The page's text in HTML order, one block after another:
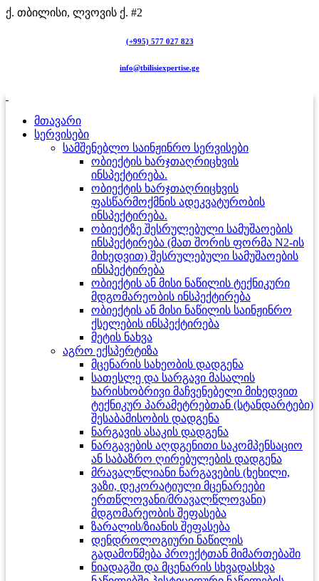
ქ. თბილისი, ლვოვის ქ. #2
(+995) 577 027 823
info@tbilisiexpertise.ge
მთავარი
სერვისები
სამშენებლო საინჟინრო სერვისები
ობიექტის ხარჯთაღრიცხვის
ინსპექტირება.
ობიექტის ხარჯთაღრიცხვის
ფასწარმოქმნის ადეკვატურობის
ინსპექტირება.
ობიექტზე შესრულებული სამუშაოების
ინსპექტირება (მათ შორის ფორმა N2-ის
მიხედვით) შესრულებული სამუშაოების
ინსპექტირება
ობიექტის ან მისი ნაწილის ტექნიკური
მდგომარეობის ინსპექტირება
ობიექტის ან მისი ნაწილის საინჟინრო
ქსელების ინსპექტირება
მეტის ნახვა
აგრო ექსპერტიზა
მცენარის სახეობის დადგენა
სათესლე და სარგავი მასალის
ხარისხობრივი მაჩვენებელი მიხედვით
ტექნიკურ პარამეტრებთან (სტანდარტები)
შესაბამისობის დადგენა
ნარგავის ასაკის დადგენა
ნარგავების აღდგენითი საკომპენსაციო
ან საბაზრო ღირებულების დადგენა
მრავალწლიანი ნარგავების (ხეხილი,
ვაზი, დეკორატიული მცენარეები
ერთწლოვანი/მრავალწლოვანი)
მდგომარეობის შეფასება
ზარალის/ზიანის შეფასება
დენდროლოგიური ნაწილის
გადამოწმება პროექტთან მიმართებაში
ნიადაგში და მცენარის სხვადასხვა